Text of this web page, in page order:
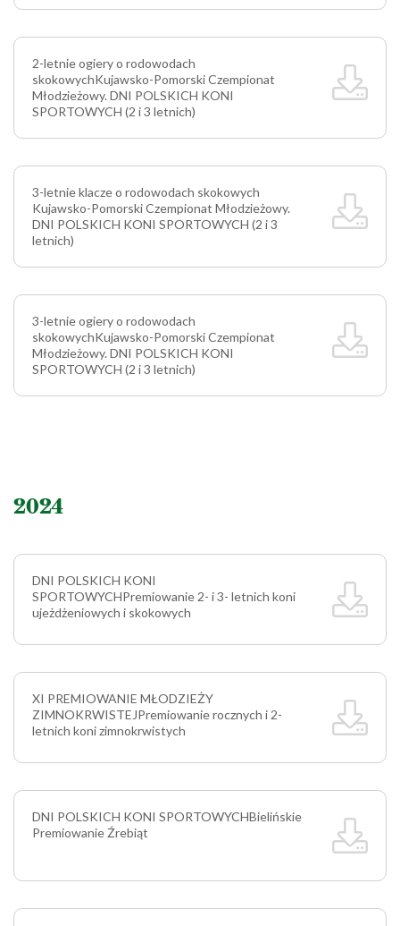
2-letnie ogiery o rodowodach
skokowychKujawsko-Pomorski Czempionat
Młodzieżowy. DNI POLSKICH KONI
SPORTOWYCH (2 i 3 letnich)
3-letnie klacze o rodowodach skokowych
Kujawsko-Pomorski Czempionat Młodzieżowy.
DNI POLSKICH KONI SPORTOWYCH (2 i 3
letnich)
3-letnie ogiery o rodowodach
skokowychKujawsko-Pomorski Czempionat
Młodzieżowy. DNI POLSKICH KONI
SPORTOWYCH (2 i 3 letnich)
2024
DNI POLSKICH KONI
SPORTOWYCHPremiowanie 2- i 3- letnich koni
ujeżdżeniowych i skokowych
XI PREMIOWANIE MŁODZIEŻY
ZIMNOKRWISTEJPremiowanie rocznych i 2-
letnich koni zimnokrwistych
DNI POLSKICH KONI SPORTOWYCHBielińskie
Premiowanie Źrebiąt